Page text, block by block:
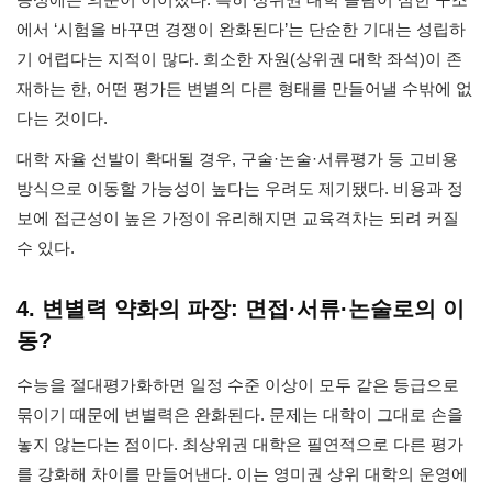
에서 ‘시험을 바꾸면 경쟁이 완화된다’는 단순한 기대는 성립하
기 어렵다는 지적이 많다. 희소한 자원(상위권 대학 좌석)이 존
재하는 한, 어떤 평가든 변별의 다른 형태를 만들어낼 수밖에 없
다는 것이다.
대학 자율 선발이 확대될 경우, 구술·논술·서류평가 등 고비용
방식으로 이동할 가능성이 높다는 우려도 제기됐다. 비용과 정
보에 접근성이 높은 가정이 유리해지면 교육격차는 되려 커질
수 있다.
4. 변별력 약화의 파장: 면접·서류·논술로의 이
동?
수능을 절대평가화하면 일정 수준 이상이 모두 같은 등급으로
묶이기 때문에 변별력은 완화된다. 문제는 대학이 그대로 손을
놓지 않는다는 점이다. 최상위권 대학은 필연적으로 다른 평가
를 강화해 차이를 만들어낸다. 이는 영미권 상위 대학의 운영에